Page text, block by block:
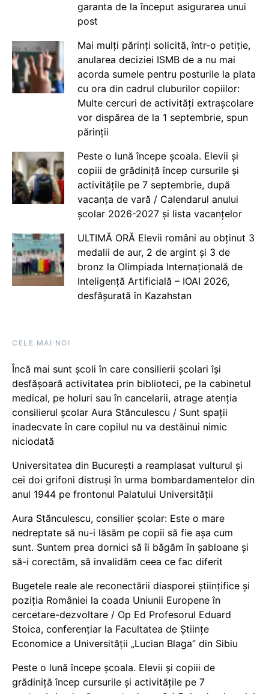
garanta de la început asigurarea unui
post
Mai mulți părinți solicită, într-o petiție,
anularea deciziei ISMB de a nu mai
acorda sumele pentru posturile la plata
cu ora din cadrul cluburilor copiilor:
Multe cercuri de activități extrașcolare
vor dispărea de la 1 septembrie, spun
părinții
Peste o lună începe școala. Elevii și
copiii de grădiniță încep cursurile și
activitățile pe 7 septembrie, după
vacanța de vară / Calendarul anului
școlar 2026-2027 și lista vacanțelor
ULTIMĂ ORĂ Elevii români au obținut 3
medalii de aur, 2 de argint și 3 de
bronz la Olimpiada Internațională de
Inteligență Artificială – IOAI 2026,
desfășurată în Kazahstan
CELE MAI NOI
Încă mai sunt școli în care consilierii școlari își
desfășoară activitatea prin biblioteci, pe la cabinetul
medical, pe holuri sau în cancelarii, atrage atenția
consilierul școlar Aura Stănculescu / Sunt spații
inadecvate în care copilul nu va destăinui nimic
niciodată
Universitatea din București a reamplasat vulturul și
cei doi grifoni distruși în urma bombardamentelor din
anul 1944 pe frontonul Palatului Universității
Aura Stănculescu, consilier școlar: Este o mare
nedreptate să nu-i lăsăm pe copii să fie așa cum
sunt. Suntem prea dornici să îi băgăm în șabloane și
să-i corectăm, să invalidăm ceea ce fac diferit
Bugetele reale ale reconectării diasporei științifice și
poziția României la coada Uniunii Europene în
cercetare-dezvoltare / Op Ed Profesorul Eduard
Stoica, conferențiar la Facultatea de Științe
Economice a Universității „Lucian Blaga” din Sibiu
Peste o lună începe școala. Elevii și copiii de
grădiniță încep cursurile și activitățile pe 7